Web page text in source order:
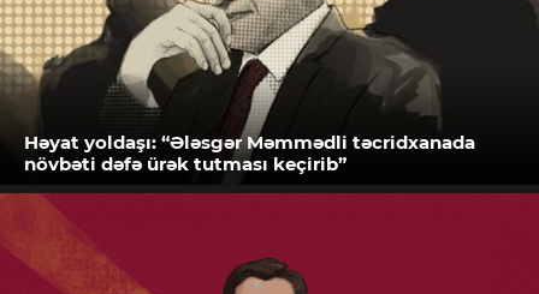
Həyat yoldaşı: “Ələsgər Məmmədli təcridxanada
növbəti dəfə ürək tutması keçirib”